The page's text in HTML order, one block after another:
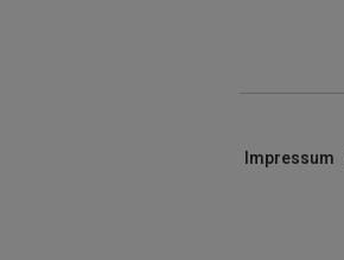
Impressum